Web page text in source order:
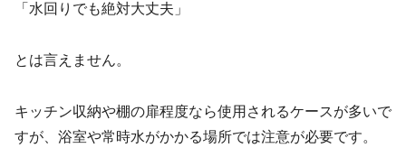
「水回りでも絶対大丈夫」
とは言えません。
キッチン収納や棚の扉程度なら使用されるケースが多いで
すが、浴室や常時水がかかる場所では注意が必要です。